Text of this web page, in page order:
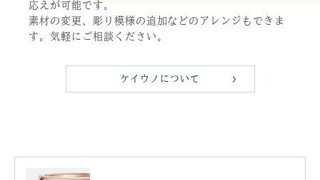
応えが可能です。
素材の変更、彫り模様の追加などのアレンジもできま
す。気軽にご相談ください。
ケイウノについて